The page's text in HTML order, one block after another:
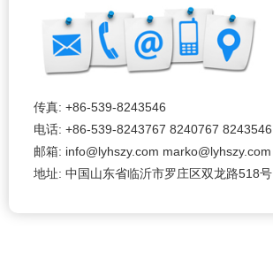
传真: +86-539-8243546
电话: +86-539-8243767 8240767 8243546
邮箱: info@lyhszy.com marko@lyhszy.com
地址: 中国山东省临沂市罗庄区双龙路518号